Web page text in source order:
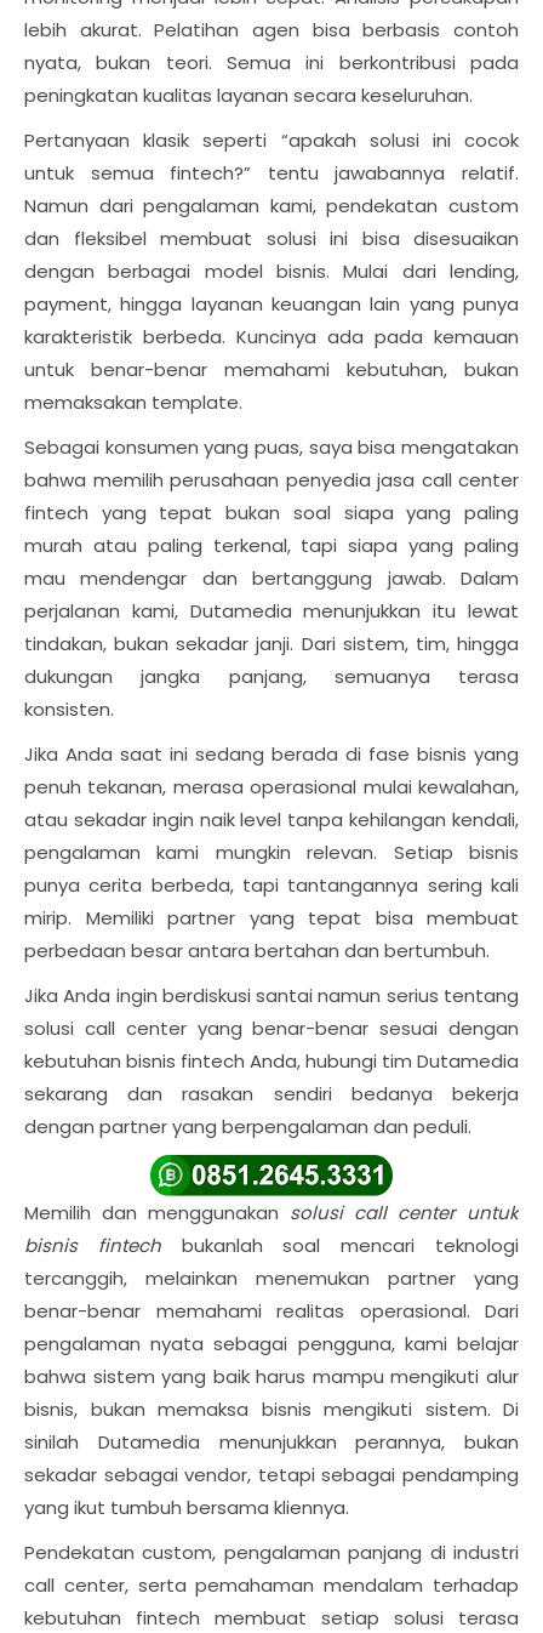
lebih akurat. Pelatihan agen bisa berbasis contoh
nyata, bukan teori. Semua ini berkontribusi pada
peningkatan kualitas layanan secara keseluruhan.
Pertanyaan klasik seperti “apakah solusi ini cocok
untuk semua fintech?” tentu jawabannya relatif.
Namun dari pengalaman kami, pendekatan custom
dan fleksibel membuat solusi ini bisa disesuaikan
dengan berbagai model bisnis. Mulai dari lending,
payment, hingga layanan keuangan lain yang punya
karakteristik berbeda. Kuncinya ada pada kemauan
untuk benar-benar memahami kebutuhan, bukan
memaksakan template.
Sebagai konsumen yang puas, saya bisa mengatakan
bahwa memilih perusahaan penyedia jasa call center
fintech yang tepat bukan soal siapa yang paling
murah atau paling terkenal, tapi siapa yang paling
mau mendengar dan bertanggung jawab. Dalam
perjalanan kami, Dutamedia menunjukkan itu lewat
tindakan, bukan sekadar janji. Dari sistem, tim, hingga
dukungan jangka panjang, semuanya terasa
konsisten.
Jika Anda saat ini sedang berada di fase bisnis yang
penuh tekanan, merasa operasional mulai kewalahan,
atau sekadar ingin naik level tanpa kehilangan kendali,
pengalaman kami mungkin relevan. Setiap bisnis
punya cerita berbeda, tapi tantangannya sering kali
mirip. Memiliki partner yang tepat bisa membuat
perbedaan besar antara bertahan dan bertumbuh.
Jika Anda ingin berdiskusi santai namun serius tentang
solusi call center yang benar-benar sesuai dengan
kebutuhan bisnis fintech Anda, hubungi tim Dutamedia
sekarang dan rasakan sendiri bedanya bekerja
dengan partner yang berpengalaman dan peduli.
Memilih dan menggunakan solusi call center untuk
bisnis fintechbukanlah soal mencari teknologi
tercanggih, melainkan menemukan partner yang
benar-benar memahami realitas operasional. Dari
pengalaman nyata sebagai pengguna, kami belajar
bahwa sistem yang baik harus mampu mengikuti alur
bisnis, bukan memaksa bisnis mengikuti sistem. Di
sinilah Dutamedia menunjukkan perannya, bukan
sekadar sebagai vendor, tetapi sebagai pendamping
yang ikut tumbuh bersama kliennya.
Pendekatan custom, pengalaman panjang di industri
call center, serta pemahaman mendalam terhadap
kebutuhan fintech membuat setiap solusi terasa